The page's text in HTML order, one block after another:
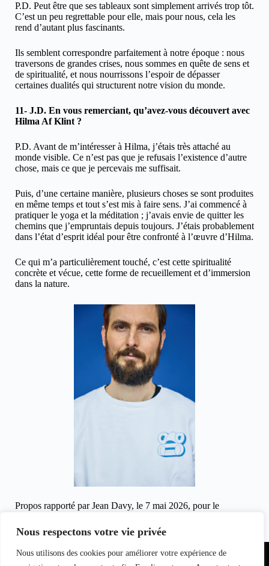
Nous respectons votre vie privée
Nous utilisons des cookies pour améliorer votre expérience de
P.D. Peut être que ses tableaux sont simplement arrivés trop tôt.
C’est un peu regrettable pour elle, mais pour nous, cela les
rend d’autant plus fascinants.
Ils semblent correspondre parfaitement à notre époque : nous
traversons de grandes crises, nous sommes en quête de sens et
de spiritualité, et nous nourrissons l’espoir de dépasser
certaines dualités qui structurent notre vision du monde.
11- J.D. En vous remerciant, qu’avez-vous découvert avec
Hilma Af Klint ?
P.D. Avant de m’intéresser à Hilma, j’étais très attaché au
monde visible. Ce n’est pas que je refusais l’existence d’autre
chose, mais ce que je percevais me suffisait.
Puis, d’une certaine manière, plusieurs choses se sont produites
en même temps et tout s’est mis à faire sens. J’ai commencé à
pratiquer le yoga et la méditation ; j’avais envie de quitter les
chemins que j’empruntais depuis toujours. J’étais probablement
dans l’état d’esprit idéal pour être confronté à l’œuvre d’Hilma.
Ce qui m’a particulièrement touché, c’est cette spiritualité
concrète et vécue, cette forme de recueillement et d’immersion
dans la nature.
Propos rapporté par Jean Davy, le 7 mai 2026, pour le
Autres articles
à découvrir de Jean Davy
Equipe du
magazine
Contact Partenariat
nfo